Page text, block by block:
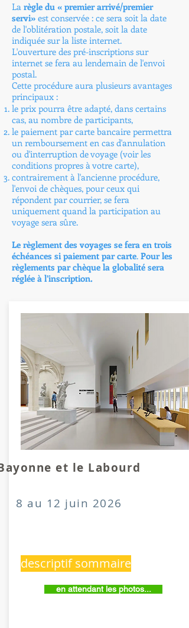
La règle du « premier arrivé/premier
servi» est conservée : ce sera soit la date
de l'oblitération postale, soit la date
indiquée sur la liste internet.
L'ouverture des pré-inscriptions sur
internet se fera au lendemain de l'envoi
postal.
Cette procédure aura plusieurs avantages
principaux :
le prix pourra être adapté, dans certains
cas, au nombre de participants,
le paiement par carte bancaire permettra
un remboursement en cas d'annulation
ou d'interruption de voyage (voir les
conditions propres à votre carte),
contrairement à l'ancienne procédure,
l'envoi de chèques, pour ceux qui
répondent par courrier, se fera
uniquement quand la participation au
voyage sera sûre.
Le règlement des voyages se fera en trois
échéances si paiement par carte. Pour les
règlements par chèque la globalité sera
réglée à l’inscription.
et le Labourd
8 au 12 juin 2026
descriptif sommaire
en attendant les photos...